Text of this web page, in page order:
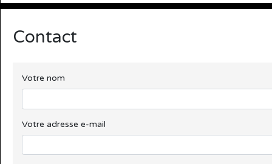
Contact
Votre nom
Votre adresse e-mail